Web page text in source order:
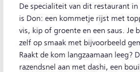
De specialiteit van dit restaurant
is Don: een kommetje rijst met
vis, kip of groente en een saus. Je
zelf op smaak met bijvoorbeeld
Raakt de kom langzaamaan leeg?
razendsnel aan met dashi, een